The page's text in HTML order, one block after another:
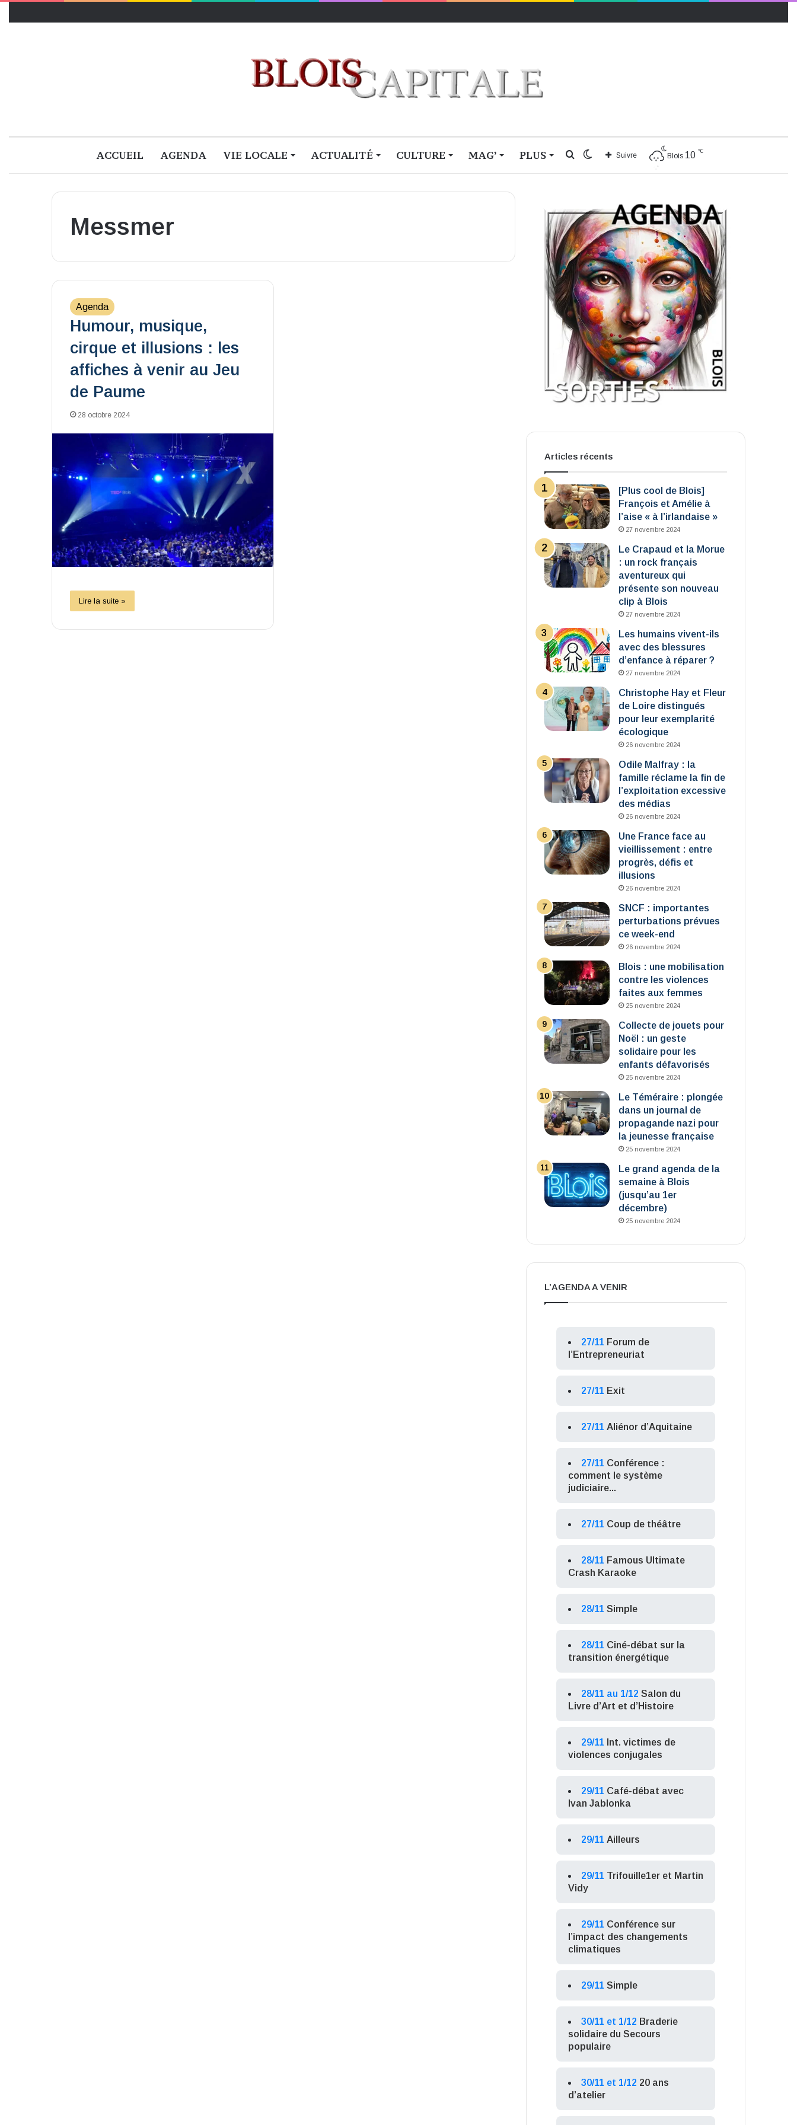
ACCUEIL AGENDA VIE LOCALE ACTUALITÉ CULTURE MAG’ PLUS Blois 10 ℃
Suivre
Switch
Rechercher
Messmer
Agenda
Humour, musique,
cirque et illusions : les
affiches à venir au Jeu
de Paume
28 octobre 2024
Lire la suite »
Articles récents
[Plus cool de Blois]
François et Amélie à
l’aise « à l’irlandaise »
27 novembre 2024
Le Crapaud et la Morue
: un rock français
aventureux qui
présente son nouveau
clip à Blois
27 novembre 2024
Les humains vivent-ils
avec des blessures
d’enfance à réparer ?
27 novembre 2024
Christophe Hay et Fleur
de Loire distingués
pour leur exemplarité
écologique
26 novembre 2024
Odile Malfray : la
famille réclame la fin de
l’exploitation excessive
des médias
26 novembre 2024
Une France face au
vieillissement : entre
progrès, défis et
illusions
26 novembre 2024
SNCF : importantes
perturbations prévues
ce week-end
26 novembre 2024
Blois : une mobilisation
contre les violences
faites aux femmes
25 novembre 2024
Collecte de jouets pour
Noël : un geste
solidaire pour les
enfants défavorisés
25 novembre 2024
Le Téméraire : plongée
dans un journal de
propagande nazi pour
la jeunesse française
25 novembre 2024
Le grand agenda de la
semaine à Blois
(jusqu’au 1er
décembre)
25 novembre 2024
L’AGENDA A VENIR
27/11 Forum de
l’Entrepreneuriat
27/11 Exit
27/11 Aliénor d’Aquitaine
27/11 Conférence :
comment le système
judiciaire...
27/11 Coup de théâtre
28/11 Famous Ultimate
Crash Karaoke
28/11 Simple
28/11 Ciné-débat sur la
transition énergétique
28/11 au 1/12 Salon du
Livre d’Art et d’Histoire
29/11 Int. victimes de
violences conjugales
29/11 Café-débat avec
Ivan Jablonka
29/11 Ailleurs
29/11 Trifouille1er et Martin
Vidy
29/11 Conférence sur
l’impact des changements
climatiques
29/11 Simple
30/11 et 1/12 Braderie
solidaire du Secours
populaire
30/11 et 1/12 20 ans
d’atelier